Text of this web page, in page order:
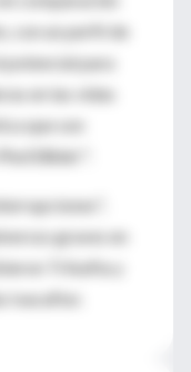
con un perfil de
para
en las vidas
que son
".
graves en
Trikafta y
ivacaftor.